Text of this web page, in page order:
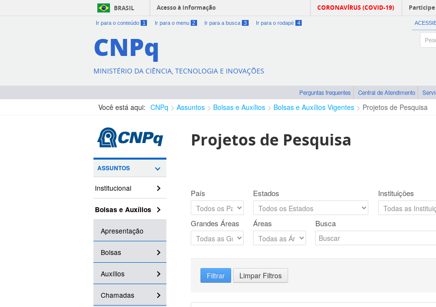
BRASIL Acesso à informação CORONAVÍRUS (COVID-19) Participe
Ir para o conteúdo 1 Ir para o menu 2 Ir para a busca 3 Ir para o rodapé 4
CNPq
MINISTÉRIO DA CIÊNCIA, TECNOLOGIA E INOVAÇÕES
Perguntas frequentes Central de Atendimento
Você está aqui: CNPq Assuntos Bolsas e Auxílios Bolsas e Auxílios Vigentes Projetos de Pesquisa
ASSUNTOS
Institucional
Bolsas e Auxílios
Apresentação
Bolsas
Auxílios
Chamadas
Projetos de Pesquisa
País Estados Instituições
Grandes Áreas Áreas Busca
Filtrar Limpar Filtros